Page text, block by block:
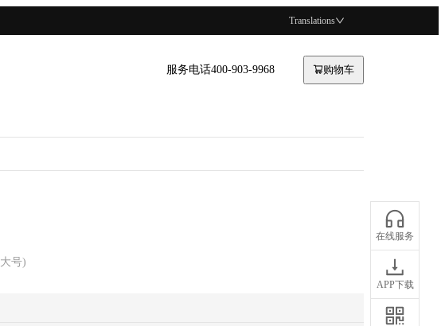
Translations
服务电话400-903-9968 购物车
在线服务
APP下载
大号)